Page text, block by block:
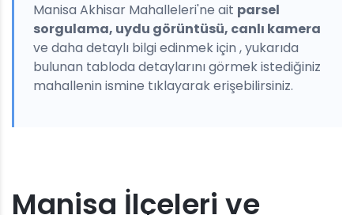
Manisa Akhisar Mahalleleri'ne ait parsel
sorgulama, uydu görüntüsü, canlı kamera
ve daha detaylı bilgi edinmek için , yukarıda
bulunan tabloda detaylarını görmek istediğiniz
mahallenin ismine tıklayarak erişebilirsiniz.
Manisa İlçeleri ve